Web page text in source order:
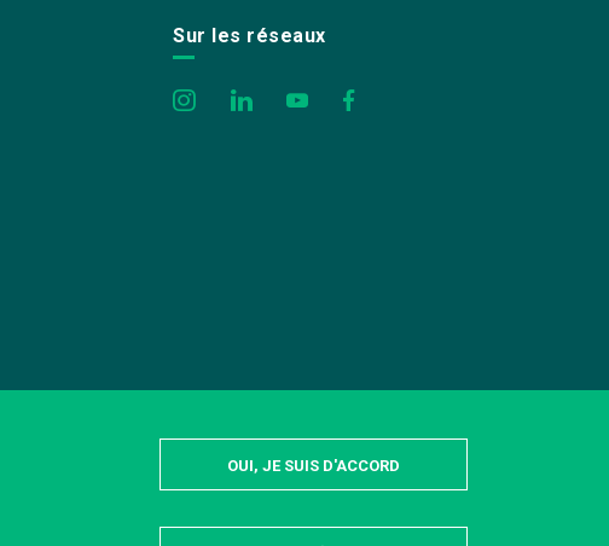
Sur les réseaux
OUI, JE SUIS D'ACCORD